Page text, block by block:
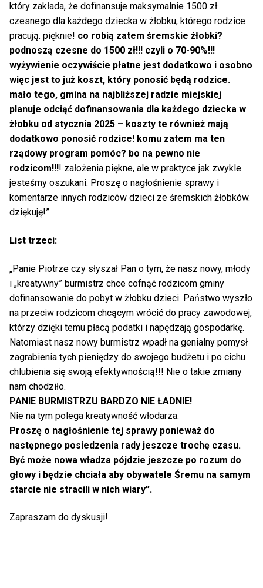
który zakłada, że dofinansuje maksymalnie 1500 zł
czesnego dla każdego dziecka w żłobku, którego rodzice
pracują. pięknie! co robią zatem śremskie żłobki?
podnoszą czesne do 1500 zł!!! czyli o 70-90%!!!
wyżywienie oczywiście płatne jest dodatkowo i osobno
więc jest to już koszt, który ponosić będą rodzice.
mało tego, gmina na najbliższej radzie miejskiej
planuje odciąć dofinansowania dla każdego dziecka w
żłobku od stycznia 2025 – koszty te również mają
dodatkowo ponosić rodzice! komu zatem ma ten
rządowy program pomóc? bo na pewno nie
rodzicom!!!! założenia piękne, ale w praktyce jak zwykle
jesteśmy oszukani. Proszę o nagłośnienie sprawy i
komentarze innych rodziców dzieci ze śremskich żłobków.
dziękuję!”
List trzeci:
„Panie Piotrze czy słyszał Pan o tym, że nasz nowy, młody
i „kreatywny” burmistrz chce cofnąć rodzicom gminy
dofinansowanie do pobyt w żłobku dzieci. Państwo wyszło
na przeciw rodzicom chcącym wrócić do pracy zawodowej,
którzy dzięki temu płacą podatki i napędzają gospodarkę.
Natomiast nasz nowy burmistrz wpadł na genialny pomysł
zagrabienia tych pieniędzy do swojego budżetu i po cichu
chlubienia się swoją efektywnością!!! Nie o takie zmiany
nam chodziło.
PANIE BURMISTRZU BARDZO NIE ŁADNIE!
Nie na tym polega kreatywność włodarza.
Proszę o nagłośnienie tej sprawy ponieważ do
następnego posiedzenia rady jeszcze trochę czasu.
Być może nowa władza pójdzie jeszcze po rozum do
głowy i będzie chciała aby obywatele Śremu na samym
starcie nie stracili w nich wiary”.
Zapraszam do dyskusji!